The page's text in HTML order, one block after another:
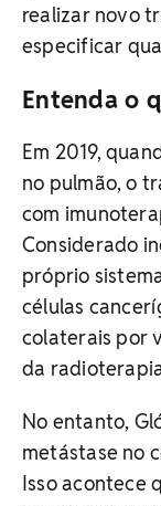
realizar novo
especificar
Entenda o
Em 2019,
no pulmão, o
com
Considerado
próprio
células
colaterais por
da
No entanto,
metástase no
Isso acontece